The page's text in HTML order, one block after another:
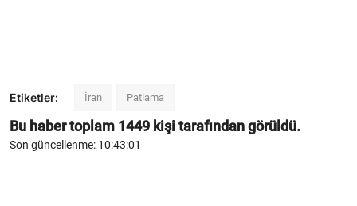
Etiketler: İran Patlama
Bu haber toplam 1449 kişi tarafından görüldü.
Son güncellenme: 10:43:01